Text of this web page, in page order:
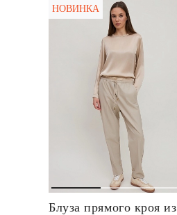
НОВИНКА
Блуза прямого кроя из